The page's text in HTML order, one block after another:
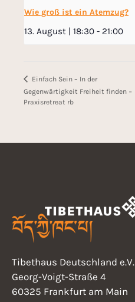
Wie groß ist ein Atemzug?
13. August | 18:30 - 21:00
Einfach Sein – In der
Gegenwärtigkeit Freiheit finden −
Praxisretreat rb
Tibethaus Deutschland e.V.
Georg-Voigt-Straße 4
60325 Frankfurt am Main